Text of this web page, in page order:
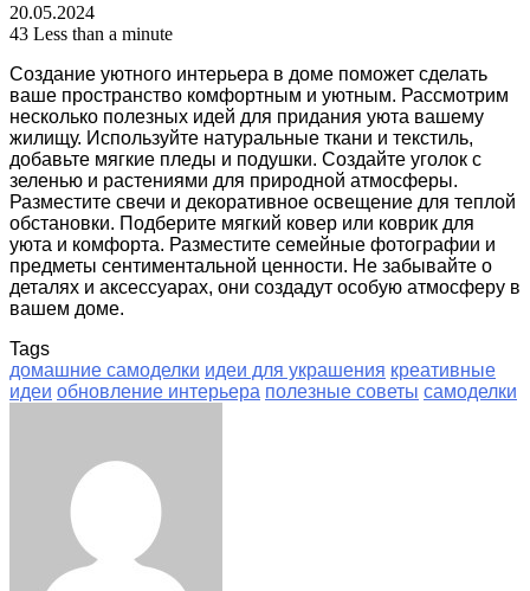
20.05.2024
43 Less than a minute
Создание уютного интерьера в доме поможет сделать
ваше пространство комфортным и уютным. Рассмотрим
несколько полезных идей для придания уюта вашему
жилищу. Используйте натуральные ткани и текстиль,
добавьте мягкие пледы и подушки. Создайте уголок с
зеленью и растениями для природной атмосферы.
Разместите свечи и декоративное освещение для теплой
обстановки. Подберите мягкий ковер или коврик для
уюта и комфорта. Разместите семейные фотографии и
предметы сентиментальной ценности. Не забывайте о
деталях и аксессуарах, они создадут особую атмосферу в
вашем доме.
Tags
домашние самоделки идеи для украшения креативные
идеи обновление интерьера полезные советы самоделки